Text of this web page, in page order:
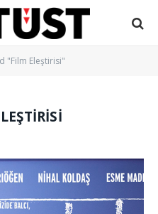
"Film Eleştirisi"